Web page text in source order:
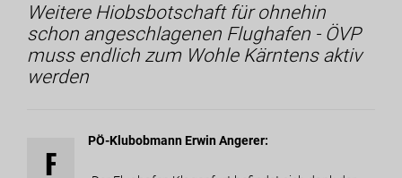
Weitere Hiobsbotschaft für ohnehin
schon angeschlagenen Flughafen - ÖVP
muss endlich zum Wohle Kärntens aktiv
werden
F
PÖ-Klubobmann Erwin Angerer: